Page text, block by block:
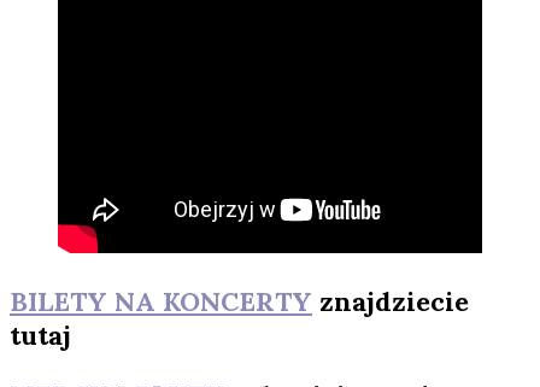
BILETY NA KONCERTY znajdziecie
tutaj